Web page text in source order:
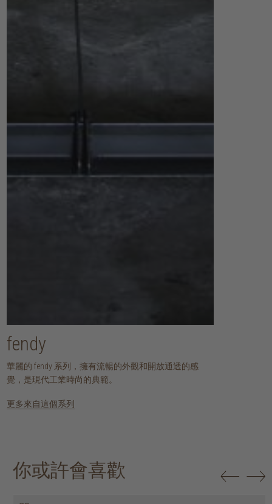
fendy
華麗的 fendy 系列，擁有流暢的外觀和開放通透的感
覺，是現代工業時尚的典範。
更多來自這個系列
你或許會喜歡